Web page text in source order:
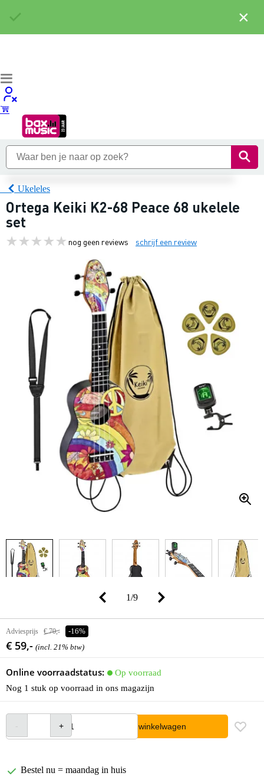
Ukeleles
Ortega Keiki K2-68 Peace 68 ukelele
set
nog geen reviews schrijf een review
1/9
Adviesprijs € 70,- -16%
€ 59,- (incl. 21% btw)
Online voorraadstatus:
Op voorraad
Nog 1 stuk op voorraad in ons magazijn
In winkelwagen
Bestel nu = maandag in huis
×